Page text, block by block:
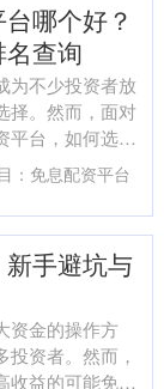
哪个好？
查询
为不少投资者放
择。然而，面对
平台，如何选择
公司，成为许
本文....
：免息配资平台
手避坑与
资金的操作方
资者。然而，
收益的可能免息